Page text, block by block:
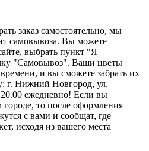
заказ самостоятельно, мы
самовывоза. Вы можете
выбрать пункт "Я
"Самовывоз". Ваши цветы
и вы сможете забрать их
г. Нижний Новгород, ул.
ежедневно! Если вы
городе, то после оформления
с вами и сообщат, где
исходя из вашего места